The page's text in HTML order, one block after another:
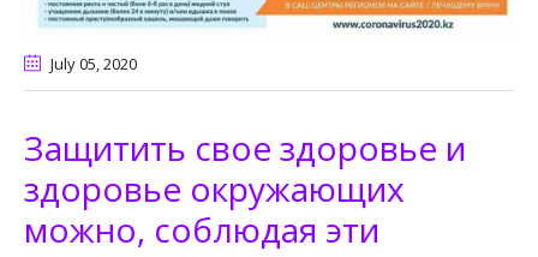
July 05, 2020
Защитить свое здоровье и
здоровье окружающих
можно, соблюдая эти